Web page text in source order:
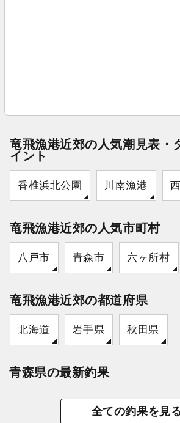
竜飛漁港近郊の人気潮見表・
イント
香椎浜北公園 川南漁港
竜飛漁港近郊の人気市町村
八戸市 青森市 六ヶ所村
竜飛漁港近郊の都道府県
北海道 岩手県 秋田県
青森県の最新釣果
全ての釣果を見